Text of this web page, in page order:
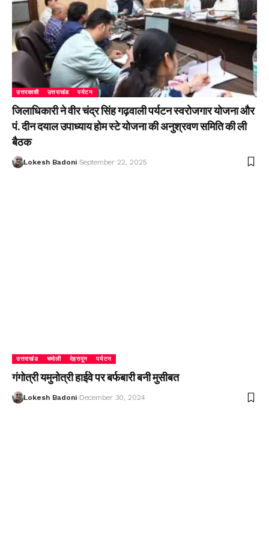
उत्तरकाशी उत्तराखंड पर्यटन
जिलाधिकारी ने वीर चंद्र सिंह गढ़वाली पर्यटन स्वरोजगार योजना और
पं. दीन दयाल उपाध्याय होम स्टे योजना की अनुश्रवण समिति की ली
बैठक
Lokesh Badoni September 22, 2025
उत्तराखंड चमोली देहरादून पर्यटन
गंगोत्री यमुनोत्री हाईवे पर बर्फबारी बनी मुसीबत
Lokesh Badoni December 30, 2024